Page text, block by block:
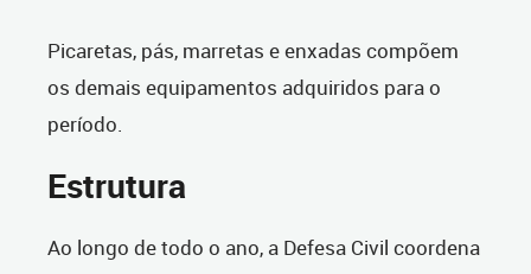
Picaretas, pás, marretas e enxadas compõem
os demais equipamentos adquiridos para o
período.
Estrutura
Ao longo de todo o ano, a Defesa Civil coordena